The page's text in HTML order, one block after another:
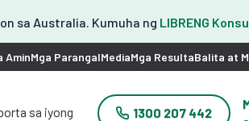
sa Australia. Kumuha ng LIBRENG
AminMga ParangalMediaMga ResultaBalita at
sa iyong
1300 207 442